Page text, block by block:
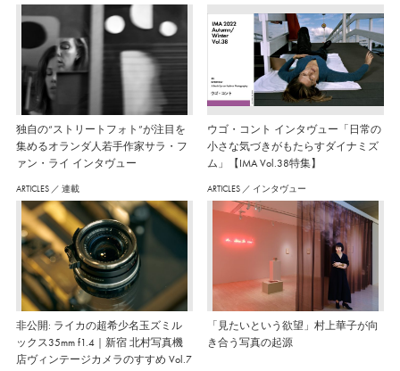
独自の“ストリートフォト”が注目を
集めるオランダ人若手作家サラ・フ
ァン・ライ インタヴュー
ウゴ・コント インタヴュー「日常の
小さな気づきがもたらすダイナミズ
ム」【IMA Vol.38特集】
ARTICLES ／ 連載
非公開: ライカの超希少名玉ズミル
ックス35mm f1.4｜新宿 北村写真機
店ヴィンテージカメラのすすめ Vol.7
ARTICLES ／ インタヴュー
「見たいという欲望」村上華子が向
き合う写真の起源